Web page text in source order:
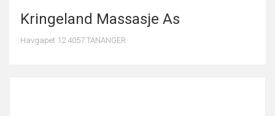
Kringeland Massasje As
Havgapet 12 4057 TANANGER